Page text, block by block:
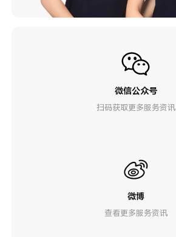
微信公众号
扫码获取更多服务资讯
微博
查看更多服务资讯